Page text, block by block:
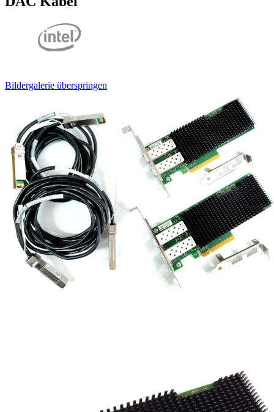
Bildergalerie überspringen